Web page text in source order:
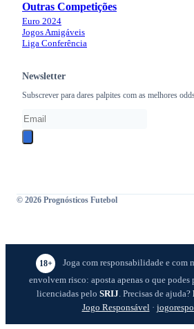
Outras Competições
Euro 2024
Jogos Amigáveis
Liga Conferência
Newsletter
Subscrever para dares palpites com as melhores
© 2026 Prognósticos Futebol
18+
Joga com responsabilidade e com
envolvem risco: aposta apenas o que podes
licenciadas pelo SRIJ. Precisas de ajuda?
Jogo Responsável·